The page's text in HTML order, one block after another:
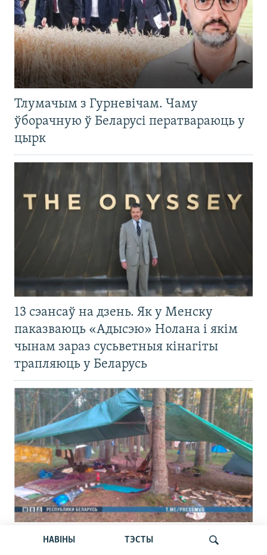
НАВІНЫ ТЭСТЫ
Тлумачым з Гурневічам. Чаму
ўборачную ў Беларусі ператвараюць у
цырк
13 сэансаў на дзень. Як у Менску
паказваюць «Адысэю» Нолана і якім
чынам зараз сусьветныя кінагіты
трапляюць у Беларусь
Вызвалілі асуджанага на сем сутак